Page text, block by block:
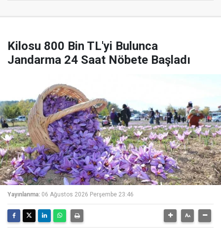
Kilosu 800 Bin TL'yi Bulunca
Jandarma 24 Saat Nöbete Başladı
Yayınlanma: 06 Ağustos 2026 Perşembe 23:46